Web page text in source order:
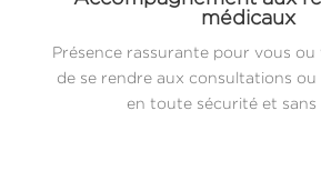
médicaux
Présence rassurante pour vous ou
de se rendre aux consultations ou
en toute sécurité et sans